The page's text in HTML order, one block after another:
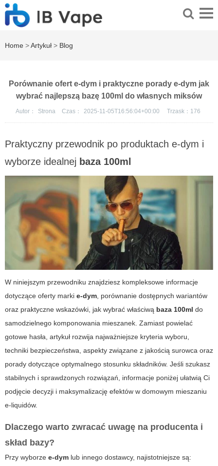
Home >Artykuł > Blog
Porównanie ofert e-dym i praktyczne porady e-dym jak
wybrać najlepszą bazę 100ml do własnych miksów
Autor： Strona Czas： 2025-11-05T16:56:04+00:00 Trzask： 176
Praktyczny przewodnik po produktach e-dym i
wyborze idealnej baza 100ml
W niniejszym przewodniku znajdziesz kompleksowe informacje
dotyczące oferty marki e-dym , porównanie dostępnych wariantów
oraz praktyczne wskazówki, jak wybrać właściwą baza 100ml do
samodzielnego komponowania mieszanek. Zamiast powielać
gotowe hasła, artykuł rozwija najważniejsze kryteria wyboru,
techniki bezpieczeństwa, aspekty związane z jakością surowca oraz
porady dotyczące optymalnego stosunku składników. Jeśli szukasz
stabilnych i sprawdzonych rozwiązań, informacje poniżej ułatwią Ci
podjęcie decyzji i maksymalizację efektów w domowym mieszaniu
e-liquidów.
Dlaczego warto zwracać uwagę na producenta i
skład bazy?
Przy wyborze e-dym lub innego dostawcy, najistotniejsze są: